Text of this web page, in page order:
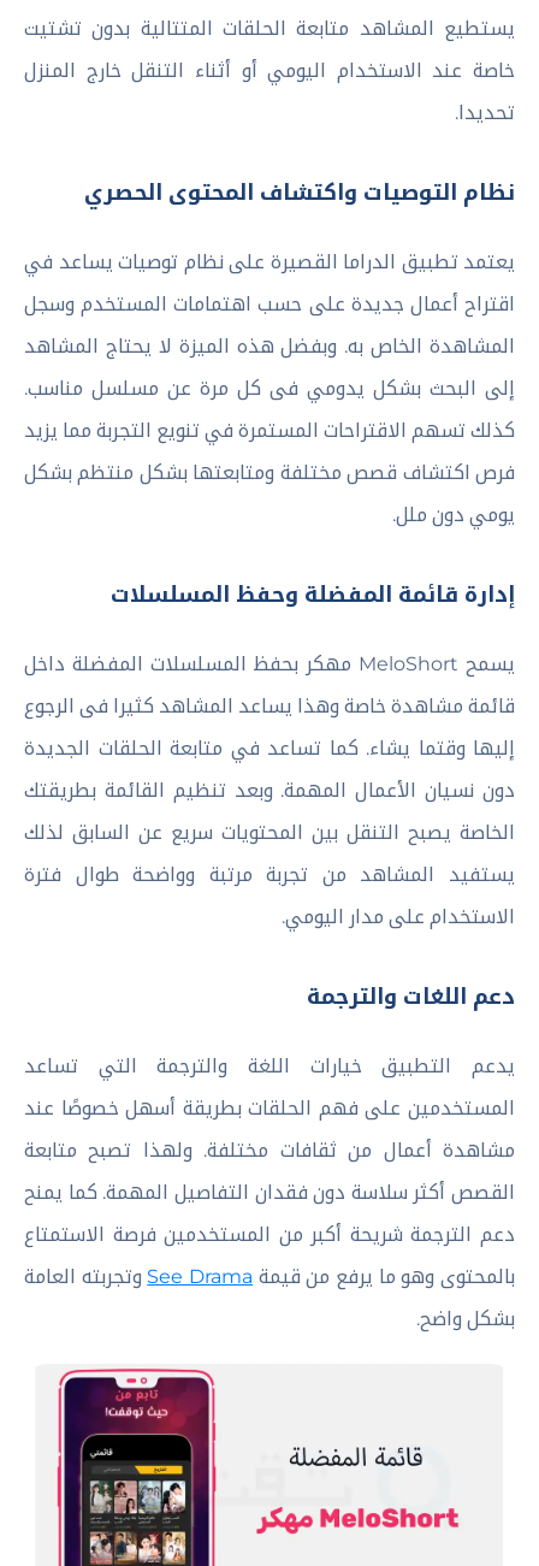
يستطيع المشاهد متابعة الحلقات المتتالية بدون تشتيت
خاصة عند الاستخدام اليومي أو أثناء التنقل خارج المنزل
تحديدا.
نظام التوصيات واكتشاف المحتوى الحصري
يعتمد تطبيق الدراما القصيرة على نظام توصيات يساعد في
اقتراح أعمال جديدة على حسب اهتمامات المستخدم وسجل
المشاهدة الخاص به. وبفضل هذه الميزة لا يحتاج المشاهد
إلى البحث بشكل يدومي فى كل مرة عن مسلسل مناسب.
كذلك تسهم الاقتراحات المستمرة في تنويع التجربة مما يزيد
فرص اكتشاف قصص مختلفة ومتابعتها بشكل منتظم بشكل
يومي دون ملل.
إدارة قائمة المفضلة وحفظ المسلسلات
يسمح MeloShort مهكر بحفظ المسلسلات المفضلة داخل
قائمة مشاهدة خاصة وهذا يساعد المشاهد كثيرا فى الرجوع
إليها وقتما يشاء. كما تساعد في متابعة الحلقات الجديدة
دون نسيان الأعمال المهمة. وبعد تنظيم القائمة بطريقتك
الخاصة يصبح التنقل بين المحتويات سريع عن السابق لذلك
يستفيد المشاهد من تجربة مرتبة وواضحة طوال فترة
الاستخدام على مدار اليومي.
دعم اللغات والترجمة
يدعم التطبيق خيارات اللغة والترجمة التي تساعد
المستخدمين على فهم الحلقات بطريقة أسهل خصوصًا عند
مشاهدة أعمال من ثقافات مختلفة. ولهذا تصبح متابعة
القصص أكثر سلاسة دون فقدان التفاصيل المهمة. كما يمنح
دعم الترجمة شريحة أكبر من المستخدمين فرصة الاستمتاع
بالمحتوى وهو ما يرفع من قيمة See Drama وتجربته العامة
بشكل واضح.